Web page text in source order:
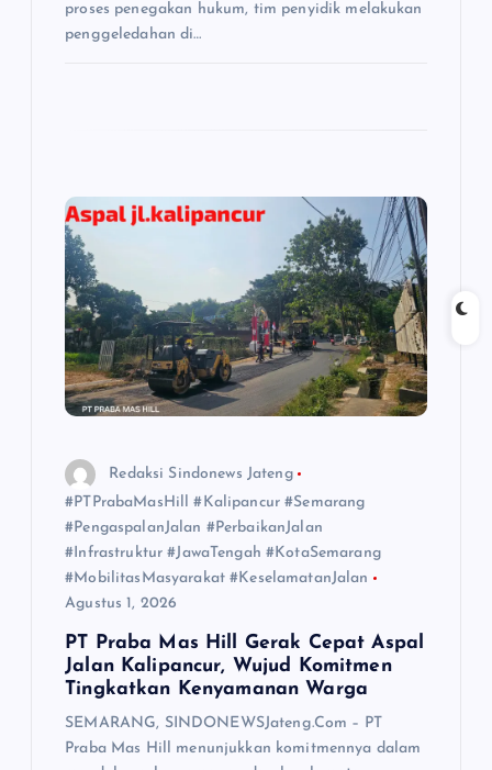
proses penegakan hukum, tim penyidik melakukan
penggeledahan di…
Redaksi Sindonews Jateng
#PTPrabaMasHill #Kalipancur #Semarang
#PengaspalanJalan #PerbaikanJalan
#Infrastruktur #JawaTengah #KotaSemarang
#MobilitasMasyarakat #KeselamatanJalan
Agustus 1, 2026
PT Praba Mas Hill Gerak Cepat Aspal
Jalan Kalipancur, Wujud Komitmen
Tingkatkan Kenyamanan Warga
SEMARANG, SINDONEWSJateng.Com – PT
Praba Mas Hill menunjukkan komitmennya dalam